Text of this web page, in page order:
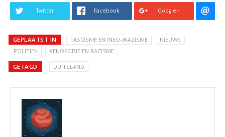
Twitter Facebook Google+
GEPLAATST IN FASCISME EN (NEO-)NAZISME
NIEUWS
POLITIEK
XENOFOBIE EN RACISME
GETAGD DUITSLAND